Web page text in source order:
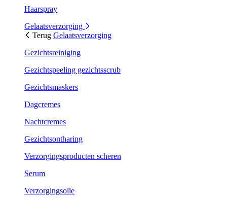
Haarspray
Gelaatsverzorging
Terug Gelaatsverzorging
Gezichtsreiniging
Gezichtspeeling gezichtsscrub
Gezichtsmaskers
Dagcremes
Nachtcremes
Gezichtsontharing
Verzorgingsproducten scheren
Serum
Verzorgingsolie